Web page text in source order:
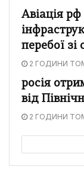
Авіація
перебої зі
2 ГОДИНИ
росія
від
2 ГОДИНИ